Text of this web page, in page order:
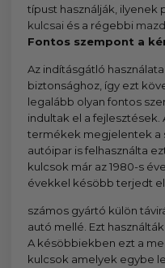
típust használják, ilyenek
kulcsai és a régebbi
Fontos szempont a
Az indításgátló
biztonsághoz, így ezt
legalább olyan fontos
indultak el a fejlesztések.
termékek megjelentek a
autóipar is felhasználta
kulcsok már az 1980-s
évekkel késöbb terjedt el
számos gyártó külön
autó mellé. Ezt
A késöbbiekben ezt a
kulcsok amelyek egybe